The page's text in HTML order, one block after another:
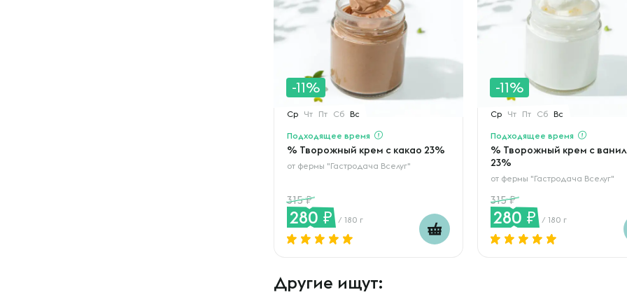
-11%
Ср Чт Пт Сб Вс
Подходящее время
% Творожный крем с какао 23%
от фермы "Гастродача Вселуг"
315
280 / 180 г
-11%
Ср Чт Пт Сб Вс
Подходящее время
% Творожный крем с
23%
от фермы "Гастродача Вселуг"
315
280 / 180 г
Другие ищут: